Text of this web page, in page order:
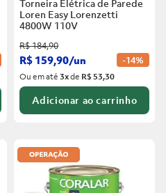
Torneira Elétrica de Parede
Loren Easy Lorenzetti
4800W 110V
R$184,90
R$ 159,90/un -14%
Ou em até3xde R$ 53,30
Adicionar ao carrinho